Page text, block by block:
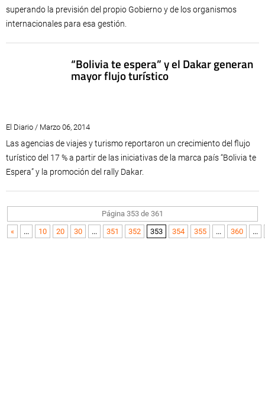
superando la previsión del propio Gobierno y de los organismos
internacionales para esa gestión.
“Bolivia te espera” y el Dakar generan
mayor flujo turístico
El Diario / Marzo 06, 2014
Las agencias de viajes y turismo reportaron un crecimiento del flujo
turístico del 17 % a partir de las iniciativas de la marca país “Bolivia te
Espera” y la promoción del rally Dakar.
Página 353 de 361
«
... 10 20 30 ... 351 352 353 354 355 ... 360 ...